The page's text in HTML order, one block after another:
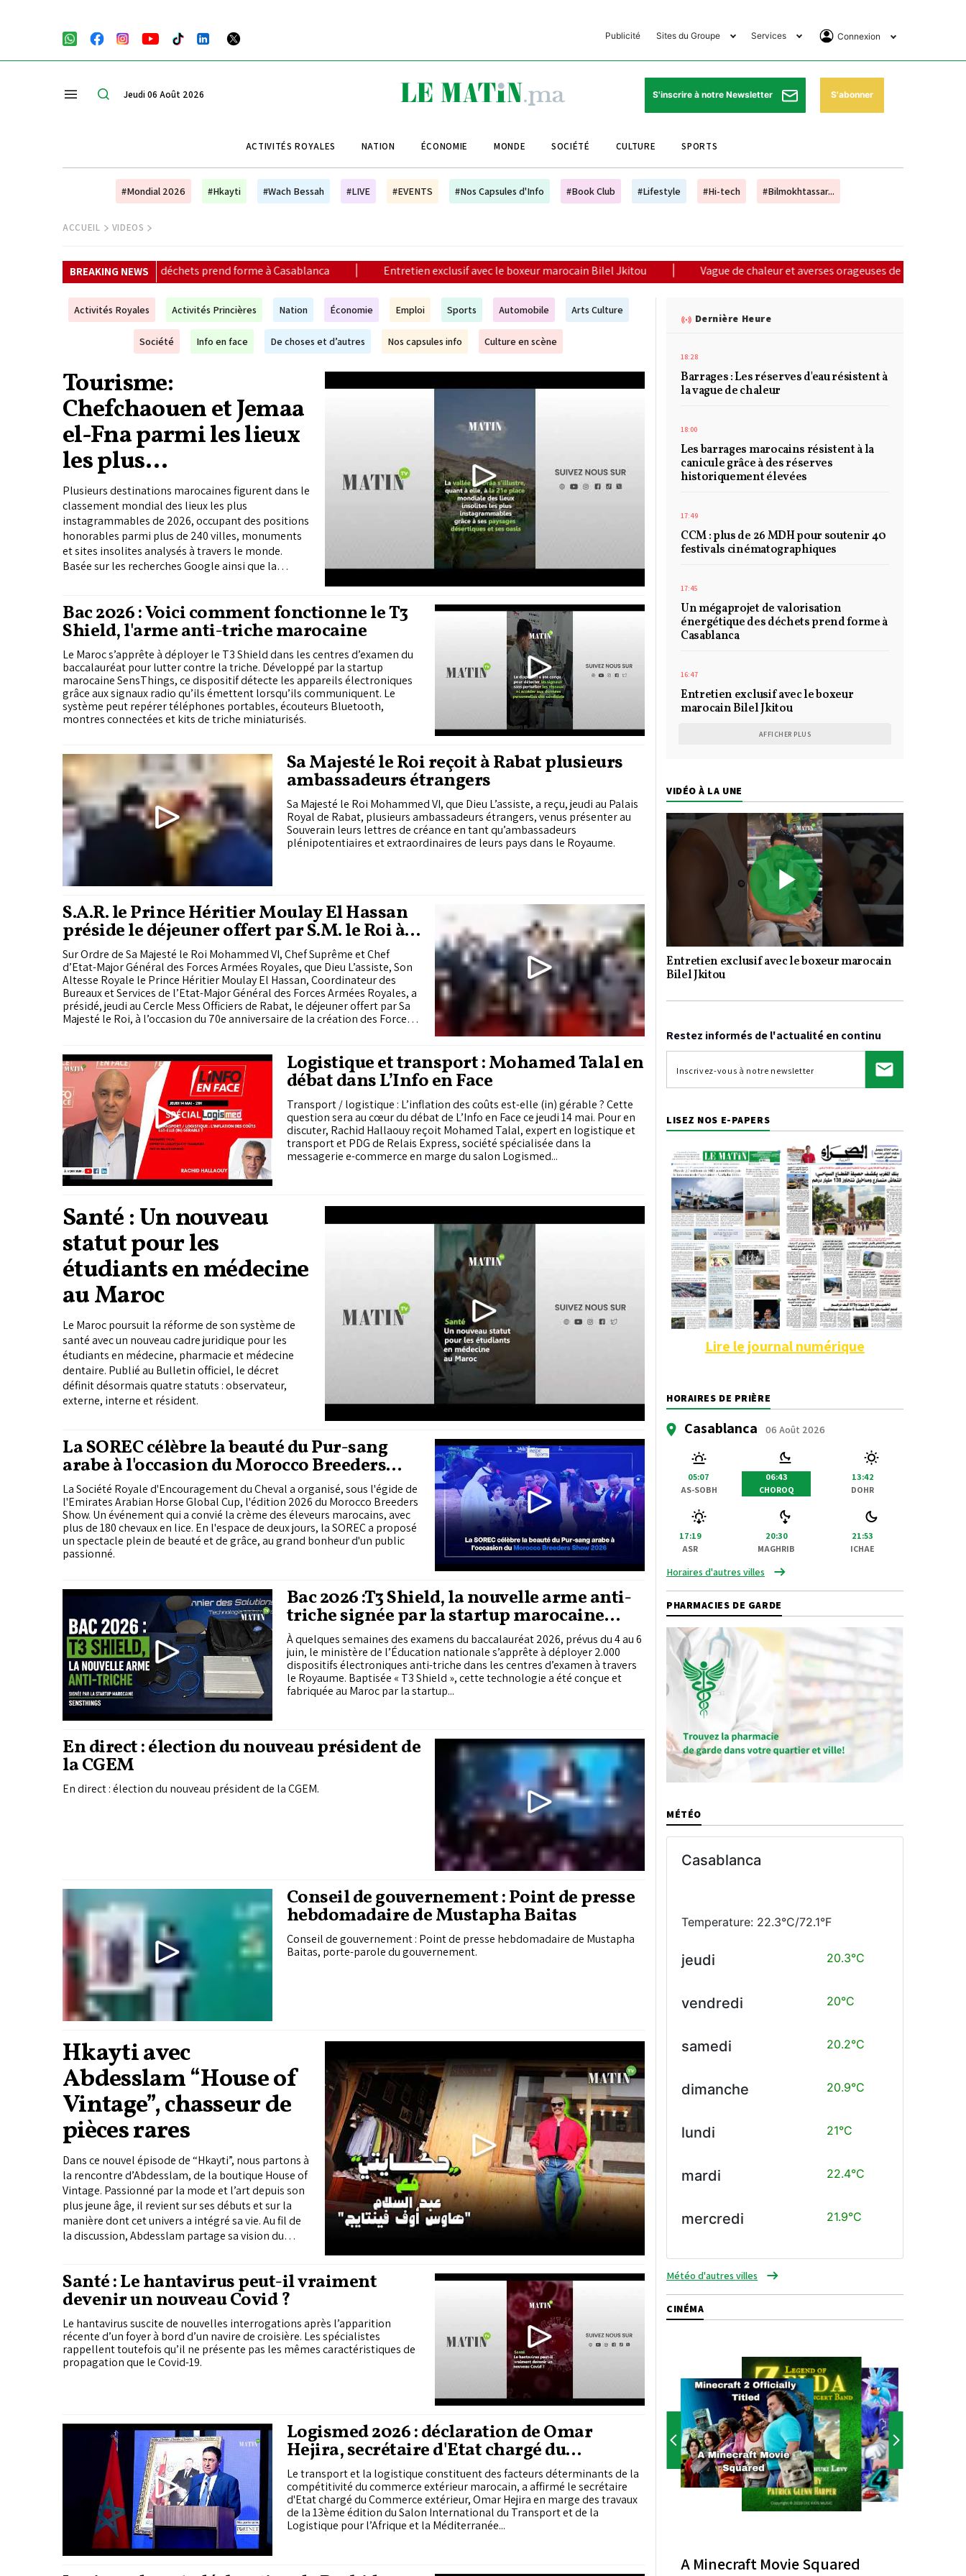
Publicité Sites du Groupe
Club Avantages
Le Matin Sports
Le Matin Store
Le Matin Annonces
Services
Horaires de prières
Pharmacies de garde
Programme TV
Cinéma
Connexion
Se Connecter
Abonnement
Jeudi 06 Août 2026 S'inscrire à notre Newsletter S'abonner
ACTIVITÉS ROYALES NATION ÉCONOMIE MONDE SOCIÉTÉ CULTURE SPORTS
#Mondial 2026 #Hkayti #Wach Bessah #LIVE #EVENTS #Nos Capsules d'Info #Book Club #Lifestyle #Hi-tech #Bilmokhtassar...
ACCUEIL VIDEOS
BREAKING NEWS
des déchets prend forme à Casablanca | Entretien exclusif avec le boxeur marocain Bilel Jkitou | Vague de chaleur et averses orageuses de mercredi à vendredi (alerte météo)
Activités Royales Activités Princières Nation Économie Emploi Sports Automobile Arts Culture
Société Info en face De choses et d’autres Nos capsules info Culture en scène
Tourisme:
Chefchaouen et Jemaa
el-Fna parmi les lieux
les plus
instagrammables en
2026
Plusieurs destinations marocaines figurent dans le
classement mondial des lieux les plus
instagrammables de 2026, occupant des positions
honorables parmi plus de 240 villes, monuments
et sites insolites analysés à travers le monde.
Basée sur les recherches Google ainsi que la
grandissant du Maroc au moment où le secteur du
tourisme est de plus en...
Bac 2026 : Voici comment fonctionne le T3
Shield, l'arme anti-triche marocaine
Le Maroc s’apprête à déployer le T3 Shield dans les centres d’examen du
baccalauréat pour lutter contre la triche. Développé par la startup
marocaine SensThings, ce dispositif détecte les appareils électroniques
grâce aux signaux radio qu’ils émettent lorsqu’ils communiquent. Le
système peut repérer téléphones portables, écouteurs Bluetooth,
montres connectées et kits de triche miniaturisés.
Sa Majesté le Roi reçoit à Rabat plusieurs
ambassadeurs étrangers
Sa Majesté le Roi Mohammed VI, que Dieu L’assiste, a reçu, jeudi au Palais
Royal de Rabat, plusieurs ambassadeurs étrangers, venus présenter au
Souverain leurs lettres de créance en tant qu’ambassadeurs
plénipotentiaires et extraordinaires de leurs pays dans le Royaume.
S.A.R. le Prince Héritier Moulay El Hassan
préside le déjeuner offert par S.M. le Roi à
l'occasion du 70e anniversaire des FAR
Sur Ordre de Sa Majesté le Roi Mohammed VI, Chef Suprême et Chef
d’Etat-Major Général des Forces Armées Royales, que Dieu L’assiste, Son
Altesse Royale le Prince Héritier Moulay El Hassan, Coordinateur des
Bureaux et Services de l’Etat-Major Général des Forces Armées Royales, a
présidé, jeudi au Cercle Mess Officiers de Rabat, le déjeuner offert par Sa
Majesté le Roi, à l’occasion du 70e anniversaire de la création des Forces
Logistique et transport : Mohamed Talal en
débat dans L’Info en Face
Transport / logistique : L’inflation des coûts est-elle (in) gérable ? Cette
question sera au cœur du débat de L’Info en Face ce jeudi 14 mai. Pour en
discuter, Rachid Hallaouy reçoit Mohamed Talal, expert en logistique et
transport et PDG de Relais Express, société spécialisée dans la
messagerie e-commerce en marge du salon Logismed...
Santé : Un nouveau
statut pour les
étudiants en médecine
au Maroc
Le Maroc poursuit la réforme de son système de
santé avec un nouveau cadre juridique pour les
étudiants en médecine, pharmacie et médecine
dentaire. Publié au Bulletin officiel, le décret
définit désormais quatre statuts : observateur,
externe, interne et résident.
La SOREC célèbre la beauté du Pur-sang
arabe à l'occasion du Morocco Breeders
Show 2026
La Société Royale d'Encouragement du Cheval a organisé, sous l'égide de
l'Emirates Arabian Horse Global Cup, l'édition 2026 du Morocco Breeders
Show. Un événement qui a convié la crème des éleveurs marocains, avec
plus de 180 chevaux en lice. En l'espace de deux jours, la SOREC a proposé
un spectacle plein de beauté et de grâce, au grand bonheur d'un public
passionné.
Bac 2026 :T3 Shield, la nouvelle arme anti-
triche signée par la startup marocaine
SensThings
À quelques semaines des examens du baccalauréat 2026, prévus du 4 au 6
juin, le ministère de l’Éducation nationale s’apprête à déployer 2.000
dispositifs électroniques anti-triche dans les centres d’examen à travers
le Royaume. Baptisée « T3 Shield », cette technologie a été conçue et
fabriquée au Maroc par la startup...
En direct : élection du nouveau président de
la CGEM
En direct : élection du nouveau président de la CGEM.
Conseil de gouvernement : Point de presse
hebdomadaire de Mustapha Baitas
Conseil de gouvernement : Point de presse hebdomadaire de Mustapha
Baitas, porte-parole du gouvernement.
Hkayti avec
Abdesslam “House of
Vintage”, chasseur de
pièces rares
Dans ce nouvel épisode de “Hkayti”, nous partons à
la rencontre d’Abdesslam, de la boutique House of
Vintage. Passionné par la mode et l’art depuis son
plus jeune âge, il revient sur ses débuts et sur la
manière dont cet univers a intégré sa vie. Au fil de
la discussion, Abdesslam partage sa vision du
fashion et son...
Santé : Le hantavirus peut-il vraiment
devenir un nouveau Covid ?
Le hantavirus suscite de nouvelles interrogations après l’apparition
récente d’un foyer à bord d’un navire de croisière. Les spécialistes
rappellent toutefois qu’il ne présente pas les mêmes caractéristiques de
propagation que le Covid-19.
Logismed 2026 : déclaration de Omar
Hejira, secrétaire d'Etat chargé du
Commerce extérieur
Le transport et la logistique constituent des facteurs déterminants de la
compétitivité du commerce extérieur marocain, a affirmé le secrétaire
d'Etat chargé du Commerce extérieur, Omar Hejira en marge des travaux
de la 13ème édition du Salon International du Transport et de la
Logistique pour l’Afrique et la Méditerranée...
Dernière Heure
18:28
Barrages : Les réserves d'eau résistent à
la vague de chaleur
18:00
Les barrages marocains résistent à la
canicule grâce à des réserves
historiquement élevées
17:49
CCM : plus de 26 MDH pour soutenir 40
festivals cinématographiques
17:45
Un mégaprojet de valorisation
énergétique des déchets prend forme à
Casablanca
16:47
Entretien exclusif avec le boxeur
marocain Bilel Jkitou
AFFICHER PLUS
VIDÉO À LA UNE
Play
Entretien exclusif avec le boxeur marocain
Bilel Jkitou
Restez informés de l'actualité en continu
LISEZ NOS E-PAPERS
Lire le journal numérique
HORAIRES DE PRIÈRE
Casablanca 06 Août 2026
05:07
AS-SOBH
06:43
CHOROQ
13:42
DOHR
17:19
ASR
20:30
MAGHRIB
21:53
ICHAE
Horaires d'autres villes
PHARMACIES DE GARDE
MÉTÉO
Casablanca
Temperature: 22.3°C/72.1°F
jeudi 20.3°C
vendredi 20°C
samedi 20.2°C
dimanche 20.9°C
lundi 21°C
mardi 22.4°C
mercredi 21.9°C
Météo d'autres villes
CINÉMA
A Minecraft Movie Squared